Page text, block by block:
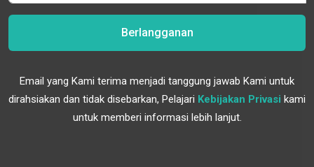
Berlangganan
Email yang Kami terima menjadi tanggung jawab Kami untuk
dirahsiakan dan tidak disebarkan, Pelajari Kebijakan Privasi kami
untuk memberi informasi lebih lanjut.